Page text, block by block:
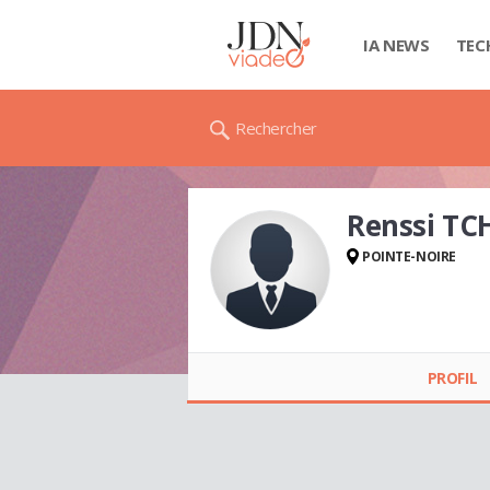
IA NEWS
Rechercher
Renssi
POINTE-NOIRE
PROFIL